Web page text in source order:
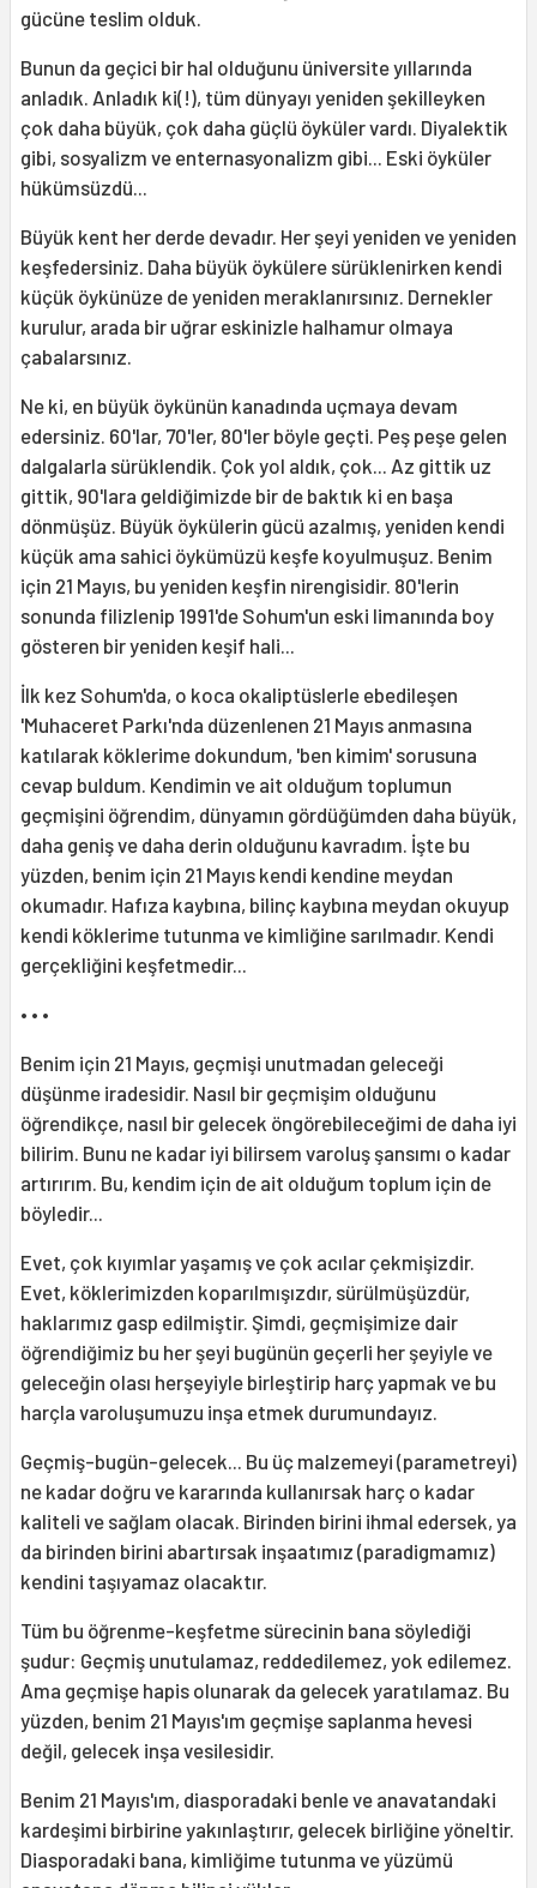
gücüne teslim olduk.
Bunun da geçici bir hal olduğunu üniversite yıllarında
anladık. Anladık ki(!), tüm dünyayı yeniden şekilleyken
çok daha büyük, çok daha güçlü öyküler vardı. Diyalektik
gibi, sosyalizm ve enternasyonalizm gibi... Eski öyküler
hükümsüzdü...
Büyük kent her derde devadır. Her şeyi yeniden ve yeniden
keşfedersiniz. Daha büyük öykülere sürüklenirken kendi
küçük öykünüze de yeniden meraklanırsınız. Dernekler
kurulur, arada bir uğrar eskinizle halhamur olmaya
çabalarsınız.
Ne ki, en büyük öykünün kanadında uçmaya devam
edersiniz. 60'lar, 70'ler, 80'ler böyle geçti. Peş peşe gelen
dalgalarla sürüklendik. Çok yol aldık, çok... Az gittik uz
gittik, 90'lara geldiğimizde bir de baktık ki en başa
dönmüşüz. Büyük öykülerin gücü azalmış, yeniden kendi
küçük ama sahici öykümüzü keşfe koyulmuşuz. Benim
için 21 Mayıs, bu yeniden keşfin nirengisidir. 80'lerin
sonunda filizlenip 1991'de Sohum'un eski limanında boy
gösteren bir yeniden keşif hali...
İlk kez Sohum'da, o koca okaliptüslerle ebedileşen
'Muhaceret Parkı'nda düzenlenen 21 Mayıs anmasına
katılarak köklerime dokundum, 'ben kimim' sorusuna
cevap buldum. Kendimin ve ait olduğum toplumun
geçmişini öğrendim, dünyamın gördüğümden daha büyük,
daha geniş ve daha derin olduğunu kavradım. İşte bu
yüzden, benim için 21 Mayıs kendi kendine meydan
okumadır. Hafıza kaybına, bilinç kaybına meydan okuyup
kendi köklerime tutunma ve kimliğine sarılmadır. Kendi
gerçekliğini keşfetmedir...
• • •
Benim için 21 Mayıs, geçmişi unutmadan geleceği
düşünme iradesidir. Nasıl bir geçmişim olduğunu
öğrendikçe, nasıl bir gelecek öngörebileceğimi de daha iyi
bilirim. Bunu ne kadar iyi bilirsem varoluş şansımı o kadar
artırırım. Bu, kendim için de ait olduğum toplum için de
böyledir...
Evet, çok kıyımlar yaşamış ve çok acılar çekmişizdir.
Evet, köklerimizden koparılmışızdır, sürülmüşüzdür,
haklarımız gasp edilmiştir. Şimdi, geçmişimize dair
öğrendiğimiz bu her şeyi bugünün geçerli her şeyiyle ve
geleceğin olası herşeyiyle birleştirip harç yapmak ve bu
harçla varoluşumuzu inşa etmek durumundayız.
Geçmiş-bugün-gelecek... Bu üç malzemeyi (parametreyi)
ne kadar doğru ve kararında kullanırsak harç o kadar
kaliteli ve sağlam olacak. Birinden birini ihmal edersek, ya
da birinden birini abartırsak inşaatımız (paradigmamız)
kendini taşıyamaz olacaktır.
Tüm bu öğrenme-keşfetme sürecinin bana söylediği
şudur: Geçmiş unutulamaz, reddedilemez, yok edilemez.
Ama geçmişe hapis olunarak da gelecek yaratılamaz. Bu
yüzden, benim 21 Mayıs'ım geçmişe saplanma hevesi
değil, gelecek inşa vesilesidir.
Benim 21 Mayıs'ım, diasporadaki benle ve anavatandaki
kardeşimi birbirine yakınlaştırır, gelecek birliğine yöneltir.
Diasporadaki bana, kimliğime tutunma ve yüzümü